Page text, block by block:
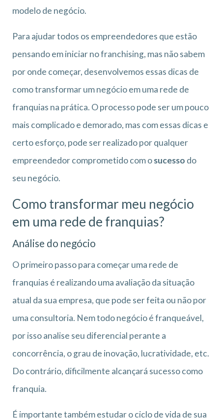
modelo de negócio.
Para ajudar todos os empreendedores que estão
pensando em iniciar no franchising, mas não sabem
por onde começar, desenvolvemos essas dicas de
como transformar um negócio em uma rede de
franquias na prática. O processo pode ser um pouco
mais complicado e demorado, mas com essas dicas e
certo esforço, pode ser realizado por qualquer
empreendedor comprometido com osucesso do
seu negócio.
Como transformar meu negócio
em uma rede de franquias?
Análise do negócio
O primeiro passo para começar uma rede de
franquias é realizando uma avaliação da situação
atual da sua empresa, que pode ser feita ou não por
uma consultoria. Nem todo negócio é franqueável,
por isso analise seu diferencial perante a
concorrência, o grau de inovação, lucratividade, etc.
Do contrário, dificilmente alcançará sucesso como
franquia.
É importante também estudar o ciclo de vida de sua